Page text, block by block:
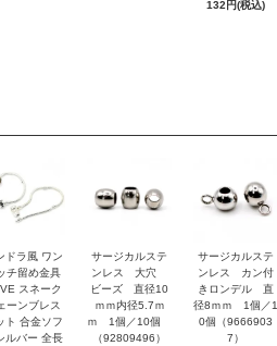
132円(税込)
ドラ風 ワン
チ留め金具
スネーク
ーンブレス
ト 合金ソフ
ルバー 全長
サージカルステ
ンレス 大穴
ビーズ 直径10
ｍｍ内径5.7ｍ
ｍ 1個／10個
（92809496）
サージカルステ
ンレス カン付
きロンデル 直
径8ｍｍ 1個／1
0個（9666903
7）